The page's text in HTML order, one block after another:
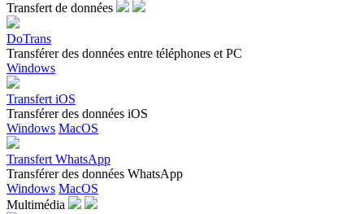
Transfert de données
DoTrans
Transférer des données entre téléphones et PC
Windows
Transfert iOS
Transférer des données iOS
Windows MacOS
Transfert WhatsApp
Transférer des données WhatsApp
Windows MacOS
Multimédia